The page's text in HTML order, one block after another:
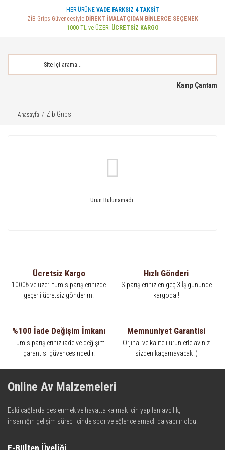
HER ÜRÜNE VADE FARKSIZ 4 TAKSİT
ZİB Grips Güvencesiyle DİREKT İMALATÇIDAN BİNLERCE SEÇENEK
1000 TL ve ÜZERİ ÜCRETSİZ KARGO
Kamp Çantam
Anasayfa Zib Grips
Ürün Bulunamadı.
Ücretsiz Kargo
1000₺ ve üzeri tüm siparişlerinizde
geçerli ücretsiz gönderim.
Hızlı Gönderi
Siparişleriniz en geç 3 İş gününde
kargoda !
%100 İade Değişim İmkanı
Tüm siparişleriniz iade ve değişim
garantisi güvencesindedir.
Memnuniyet Garantisi
Orjinal ve kaliteli ürünlerle avınız
sizden kaçamayacak ;)
Online Av Malzemeleri
Eski çağlarda beslenmek ve hayatta kalmak için yapılan avcılık,
insanlığın gelişim süreci içinde spor ve eğlence amaçlı da yapılır oldu.
teknolojinin dokunuşuyla av malzemelerinde en iyisini meydana